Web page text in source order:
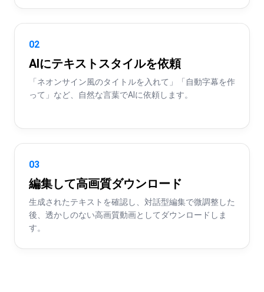
02
AIにテキストスタイルを依頼
「ネオンサイン風のタイトルを入れて」「自動字幕を作
って」など、自然な言葉でAIに依頼します。
03
編集して高画質ダウンロード
生成されたテキストを確認し、対話型編集で微調整した
後、透かしのない高画質動画としてダウンロードしま
す。